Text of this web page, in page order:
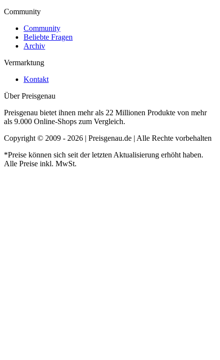
Community
Community
Beliebte Fragen
Archiv
Vermarktung
Kontakt
Über Preisgenau
Preisgenau bietet ihnen mehr als 22 Millionen Produkte von mehr
als 9.000 Online-Shops zum Vergleich.
Copyright © 2009 - 2026 | Preisgenau.de | Alle Rechte vorbehalten
*Preise können sich seit der letzten Aktualisierung erhöht haben.
Alle Preise inkl. MwSt.